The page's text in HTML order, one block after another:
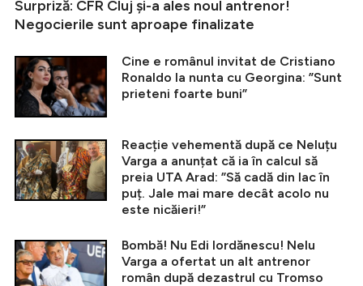
Surpriză: CFR Cluj și-a ales noul antrenor!
Negocierile sunt aproape finalizate
Cine e românul invitat de Cristiano
Ronaldo la nunta cu Georgina: ”Sunt
prieteni foarte buni”
Reacție vehementă după ce Neluțu
Varga a anunțat că ia în calcul să
preia UTA Arad: ”Să cadă din lac în
puț. Jale mai mare decât acolo nu
este nicăieri!”
Bombă! Nu Edi Iordănescu! Nelu
Varga a ofertat un alt antrenor
român după dezastrul cu Tromso